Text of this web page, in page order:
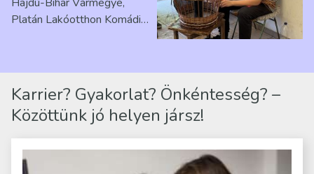
Platán Lakóotthon Komádi
Karrier? Gyakorlat? Önkéntesség? –
Közöttünk jó helyen jársz!